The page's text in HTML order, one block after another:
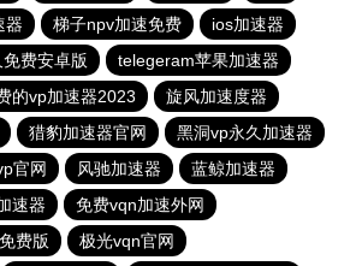
器 梯子npv加速免费
ios加速器
费安卓版
telegeram苹果加速器
的vp加速器2023
旋风加速度器
猎豹加速器官网
黑洞vp永久加速器
官网 风驰加速器
蓝鲸加速器
速器
免费vqn加速外网
费版
极光vqn官网